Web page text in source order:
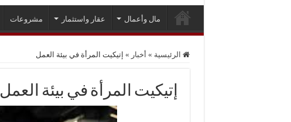
مال وأعمال عقار واستثمار مشروعات
الرئيسية » أخبار » إتيكيت المرأة في بيئة العمل
إتيكيت المرأة في بيئة العمل